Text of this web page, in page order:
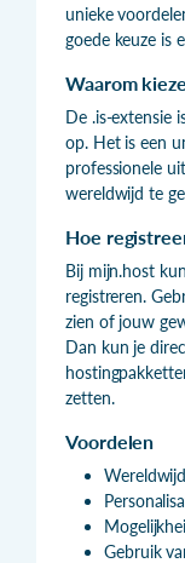
unieke
goede keuze is
Waarom
De .is-extensie
op. Het is een
professionele
wereldwijd te
Hoe
Bij mijn.host
registreren.
zien of jouw
Dan kun je
zetten.
Voordelen
Gebruik